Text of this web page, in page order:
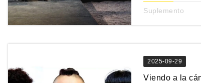
Suplemento
2025-09-29
Viendo a la